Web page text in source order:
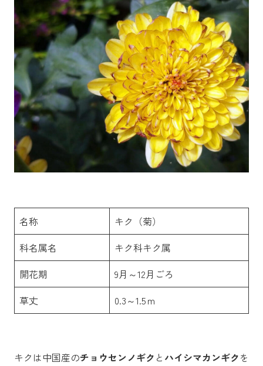
名称
キク（菊）
科名属名
キク科キク属
開花期
9月～12月ごろ
草丈
0.3～1.5ｍ
キクは中国産のチョウセンノギク と ハイシマカンギクを